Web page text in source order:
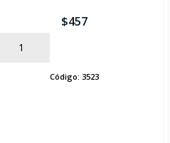
$457
AÑADIR
Código: 3523